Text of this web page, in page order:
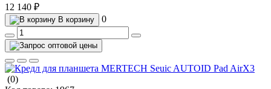
12 140 ₽
В корзину 0
(0)